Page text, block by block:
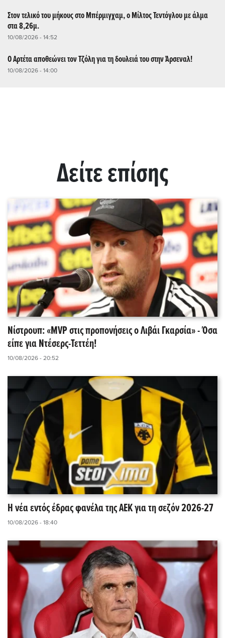
Στον τελικό του μήκους στο Μπέρμιγχαμ, ο Μίλτος Τεντόγλου με άλμα
στα 8,26μ.
10/08/2026 - 14:52
Ο Αρτέτα αποθεώνει τον Τζόλη για τη δουλειά του στην Άρσεναλ!
10/08/2026 - 14:00
Δείτε επίσης
Νίστρουπ: «MVP στις προπονήσεις ο Λιβάι Γκαρσία» - Όσα
είπε για Ντέσερς-Τεττέη!
10/08/2026 - 20:52
Η νέα εντός έδρας φανέλα της ΑΕΚ για τη σεζόν 2026-27
10/08/2026 - 18:40